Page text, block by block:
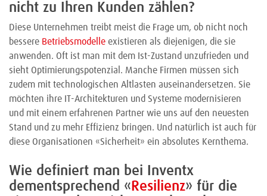
nicht zu Ihren Kunden zählen?
Diese Unternehmen treibt meist die Frage um, ob nicht noch
bessere Betriebsmodelle existieren als diejenigen, die sie
anwenden. Oft ist man mit dem Ist-Zustand unzufrieden und
sieht Optimierungspotenzial. Manche Firmen müssen sich
zudem mit technologischen Altlasten auseinandersetzen. Sie
möchten ihre IT-Architekturen und Systeme modernisieren
und mit einem erfahrenen Partner wie uns auf den neuesten
Stand und zu mehr Effizienz bringen. Und natürlich ist auch für
diese Organisationen «Sicherheit» ein absolutes Kernthema.
Wie definiert man bei Inventx
dementsprechend « Resilienz» für die